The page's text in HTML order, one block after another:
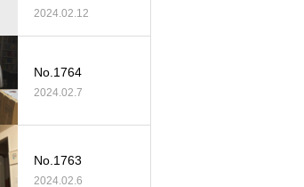
2024.02.12
No.1764
2024.02.7
No.1763
2024.02.6